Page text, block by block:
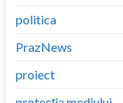
politica
PrazNews
proiect